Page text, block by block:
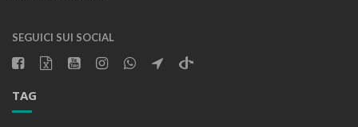
SEGUICI SUI SOCIAL
TAG